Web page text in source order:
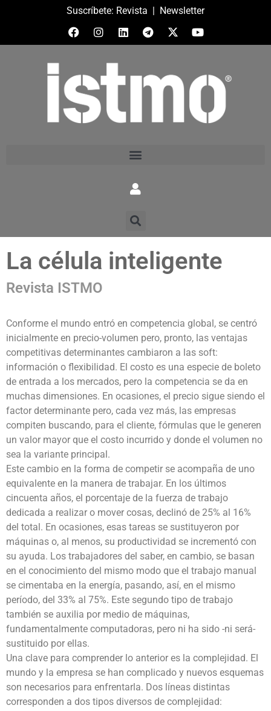
Suscríbete: Revista | Newsletter
La célula inteligente
Revista ISTMO
Conforme el mundo entró en competencia global, se centró
inicialmente en precio-volumen pero, pronto, las ventajas
competitivas determinantes cambiaron a las soft:
información o flexibilidad. El costo es una especie de boleto
de entrada a los mercados, pero la competencia se da en
muchas dimensiones. En ocasiones, el precio sigue siendo el
factor determinante pero, cada vez más, las empresas
compiten buscando, para el cliente, fórmulas que le generen
un valor mayor que el costo incurrido y donde el volumen no
sea la variante principal.
Este cambio en la forma de competir se acompaña de uno
equivalente en la manera de trabajar. En los últimos
cincuenta años, el porcentaje de la fuerza de trabajo
dedicada a realizar o mover cosas, declinó de 25% al 16%
del total. En ocasiones, esas tareas se sustituyeron por
máquinas o, al menos, su productividad se incrementó con
su ayuda. Los trabajadores del saber, en cambio, se basan
en el conocimiento del mismo modo que el trabajo manual
se cimentaba en la energía, pasando, así, en el mismo
período, del 33% al 75%. Este segundo tipo de trabajo
también se auxilia por medio de máquinas,
fundamentalmente computadoras, pero ni ha sido -ni será-
sustituido por ellas.
Una clave para comprender lo anterior es la complejidad. El
mundo y la empresa se han complicado y nuevos esquemas
son necesarios para enfrentarla. Dos líneas distintas
corresponden a dos tipos diversos de complejidad: